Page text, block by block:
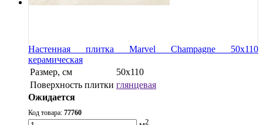
Настенная плитка Marvel Champagne 50x110
керамическая
Размер, см
50x110
Поверхность плитки глянцевая
Ожидается
Код товара: 77760
2